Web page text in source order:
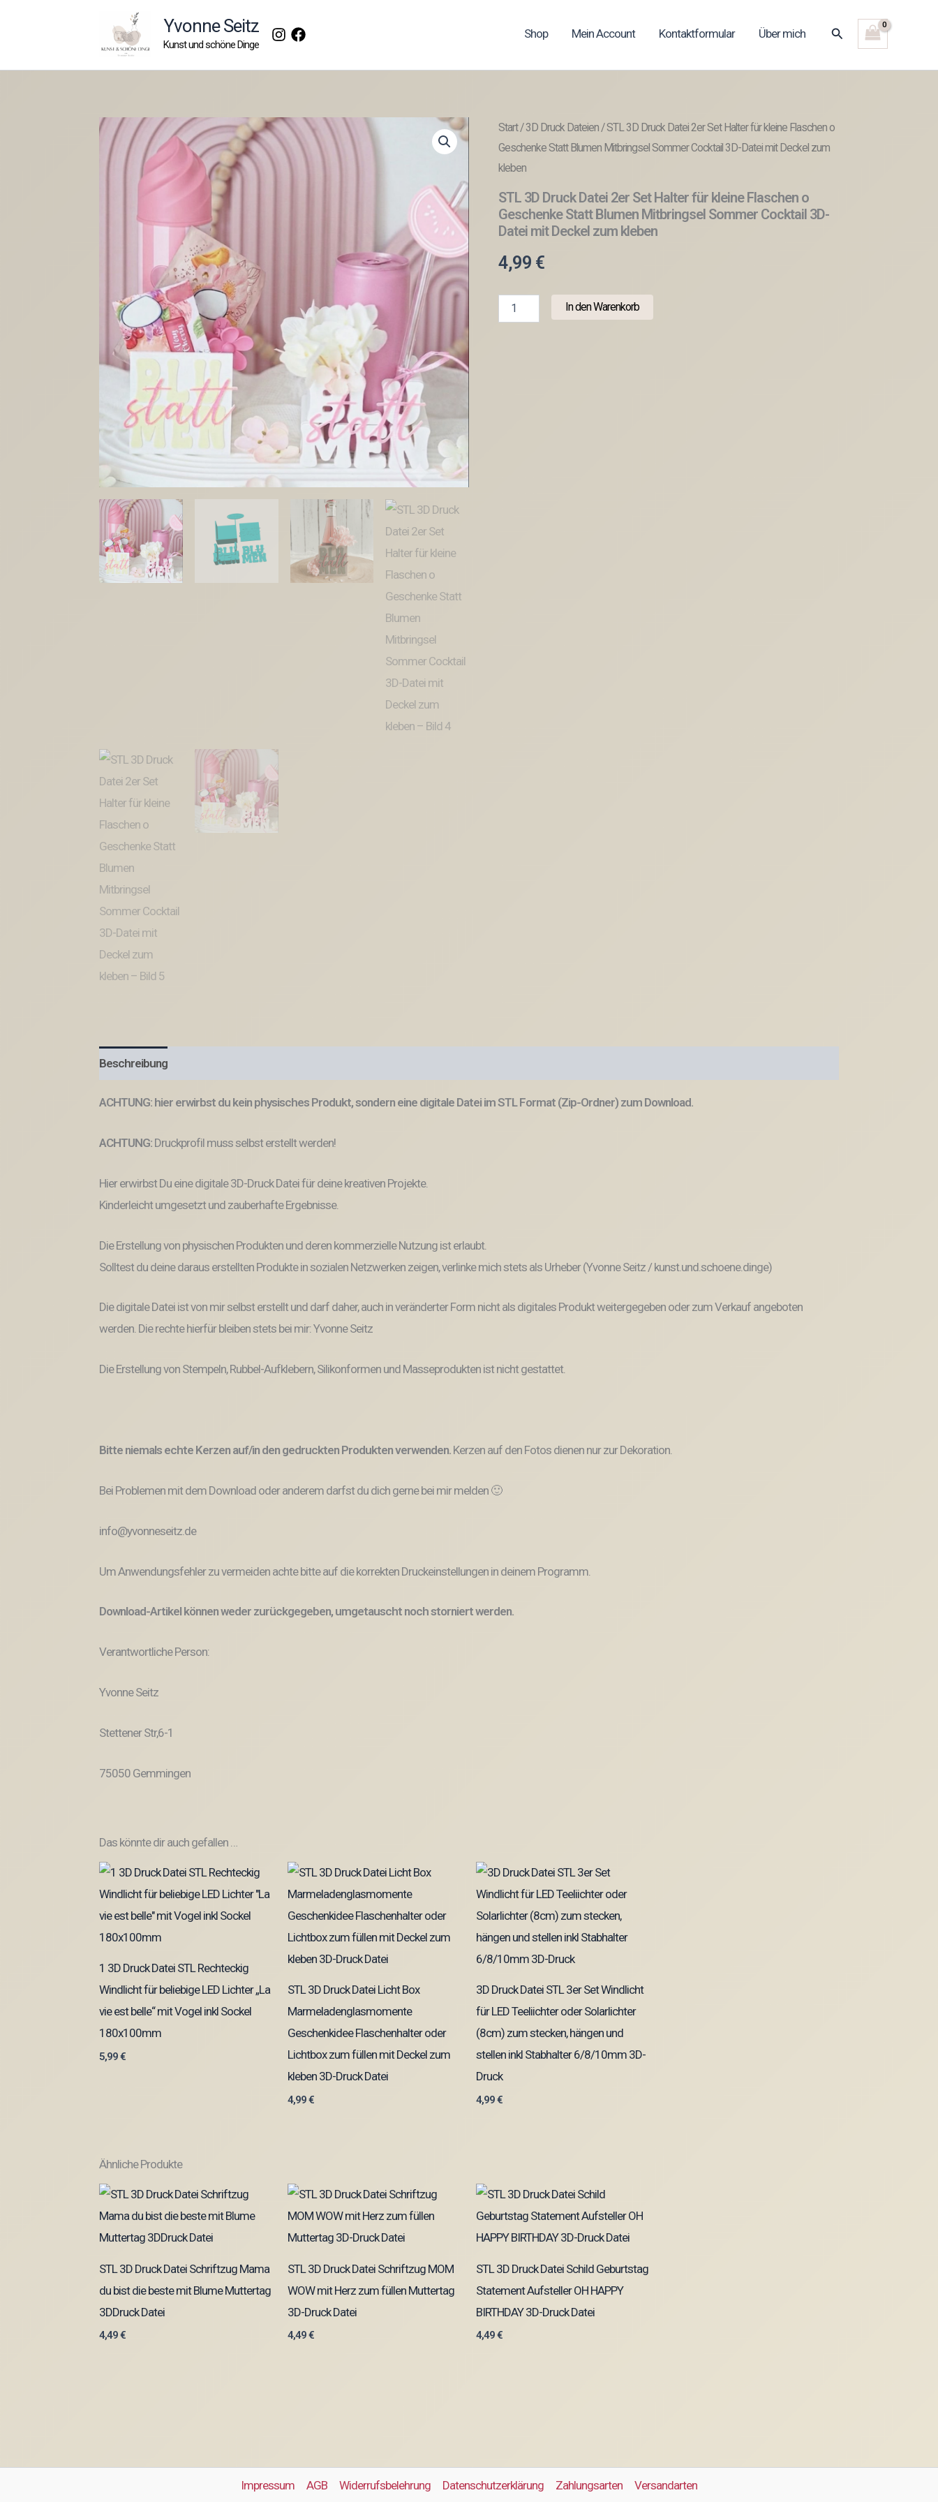
Yvonne Seitz
Kunst und schöne Dinge
Shop Mein Account Kontaktformular Über mich Suchen
Start/3D Druck Dateien/ STL 3D Druck Datei 2er Set Halter für kleine Flaschen o
Geschenke Statt Blumen Mitbringsel Sommer Cocktail 3D-Datei mit Deckel zum
kleben
STL 3D Druck Datei 2er Set Halter für kleine Flaschen o
Geschenke Statt Blumen Mitbringsel Sommer Cocktail 3D-
Datei mit Deckel zum kleben
4,99 €
In den Warenkorb
Beschreibung
ACHTUNG: hier erwirbst du kein physisches Produkt, sondern eine digitale Datei im STL Format (Zip-Ordner) zum Download.
ACHTUNG: Druckprofil muss selbst erstellt werden!
Hier erwirbst Du eine digitale 3D-Druck Datei für deine kreativen Projekte.
Kinderleicht umgesetzt und zauberhafte Ergebnisse.
Die Erstellung von physischen Produkten und deren kommerzielle Nutzung ist erlaubt.
Solltest du deine daraus erstellten Produkte in sozialen Netzwerken zeigen, verlinke mich stets als Urheber (Yvonne Seitz / kunst.und.schoene.dinge)
Die digitale Datei ist von mir selbst erstellt und darf daher, auch in veränderter Form nicht als digitales Produkt weitergegeben oder zum Verkauf angeboten
werden. Die rechte hierfür bleiben stets bei mir: Yvonne Seitz
Die Erstellung von Stempeln, Rubbel-Aufklebern, Silikonformen und Masseprodukten ist nicht gestattet.
Bitte niemals echte Kerzen auf/in den gedruckten Produkten verwenden. Kerzen auf den Fotos dienen nur zur Dekoration.
Bei Problemen mit dem Download oder anderem darfst du dich gerne bei mir melden 🙂
info@yvonneseitz.de
Um Anwendungsfehler zu vermeiden achte bitte auf die korrekten Druckeinstellungen in deinem Programm.
Download-Artikel können weder zurückgegeben, umgetauscht noch storniert werden.
Verantwortliche Person:
Yvonne Seitz
Stettener Str,6-1
75050 Gemmingen
Das könnte dir auch gefallen …
1 3D Druck Datei STL Rechteckig
Windlicht für beliebige LED Lichter „La
vie est belle“ mit Vogel inkl Sockel
180x100mm
5,99€
STL 3D Druck Datei Licht Box
Marmeladenglasmomente
Geschenkidee Flaschenhalter oder
Lichtbox zum füllen mit Deckel zum
kleben 3D-Druck Datei
4,99€
3D Druck Datei STL 3er Set Windlicht
für LED Teeliichter oder Solarlichter
(8cm) zum stecken, hängen und
stellen inkl Stabhalter 6/8/10mm 3D-
Druck
4,99€
Ähnliche Produkte
STL 3D Druck Datei Schriftzug Mama
du bist die beste mit Blume Muttertag
3DDruck Datei
4,49€
STL 3D Druck Datei Schriftzug MOM
WOW mit Herz zum füllen Muttertag
3D-Druck Datei
4,49€
STL 3D Druck Datei Schild Geburtstag
Statement Aufsteller OH HAPPY
BIRTHDAY 3D-Druck Datei
4,49€
Impressum AGB Widerrufsbelehrung Datenschutzerklärung Zahlungsarten Versandarten